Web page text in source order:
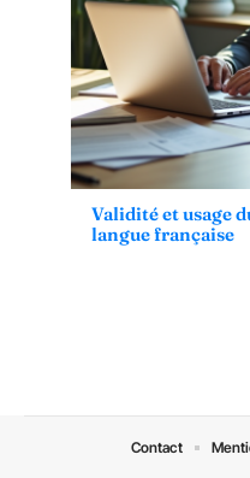
Validité et usage
langue française
Contact